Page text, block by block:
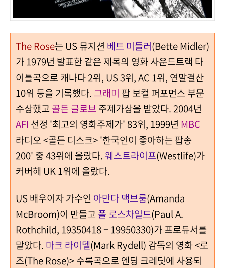
The Rose는 US 뮤지션 베트 미들러(Bette Midler)
가 1979년 발표한 같은 제목의 영화 사운드트랙 타
이틀곡으로 캐나다 2위, US 3위, AC 1위, 연말결산
10위 등을 기록했다. 그래미 팝 보컬 퍼포먼스 부문
수상했고 골든 글로브주제가상을 받았다. 2004년
AFI 선정 '최고의 영화주제가' 83위, 1999년 MBC
라디오 <골든 디스크> '한국인이 좋아하는 팝송
200' 중 43위에 올랐다. 웨스트라이프(Westlife)가
커버해 UK 1위에 올랐다.
US 배우이자 가수인 아만다 맥브룸(Amanda
McBroom)이 만들고 폴 로스차일드(Paul A.
Rothchild, 19350418 – 19950330)가 프로듀서를
맡았다. 마크 라이델(Mark Rydell) 감독의 영화 <로
즈(The Rose)> 수록곡으로 엔딩 크레딧에 사용되